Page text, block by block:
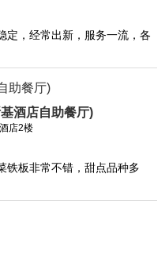
定，经常出新，服务一流，各
酒店自助餐厅)
店2楼
铁板非常不错，甜点品种多